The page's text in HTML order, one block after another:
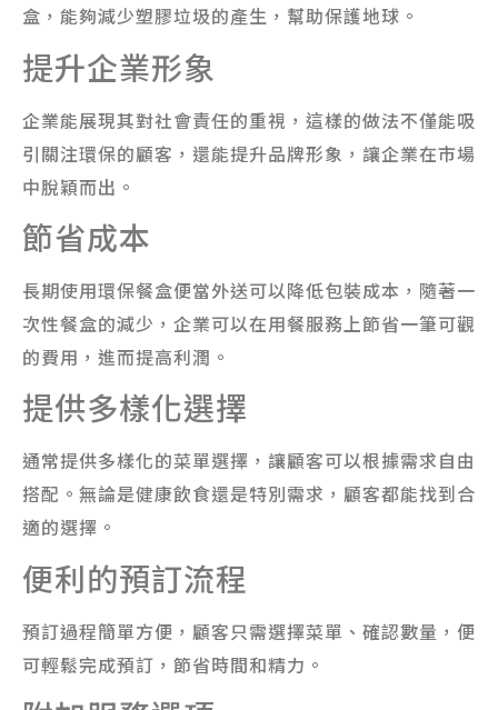
盒，能夠減少塑膠垃圾的產生，幫助保護地球。
提升企業形象
企業能展現其對社會責任的重視，這樣的做法不僅能吸
引關注環保的顧客，還能提升品牌形象，讓企業在市場
中脫穎而出。
節省成本
長期使用環保餐盒便當外送可以降低包裝成本，隨著一
次性餐盒的減少，企業可以在用餐服務上節省一筆可觀
的費用，進而提高利潤。
提供多樣化選擇
通常提供多樣化的菜單選擇，讓顧客可以根據需求自由
搭配。無論是健康飲食還是特別需求，顧客都能找到合
適的選擇。
便利的預訂流程
預訂過程簡單方便，顧客只需選擇菜單、確認數量，便
可輕鬆完成預訂，節省時間和精力。